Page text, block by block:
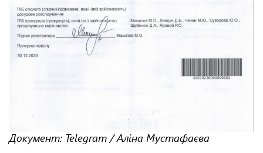
Документ: Telegram / Аліна Мустафаєва